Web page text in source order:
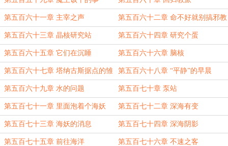
第五百六十一章 主宰之声 第五百六十二章 命不好就别搞邪教
第五百六十三章 晶核研究站 第五百六十四章 研究个蛋
第五百六十五章 它们在沉睡 第五百六十六章 脑核
第五百六十七章 塔纳古斯据点的雏
形
第五百六十八章 “平静”的早晨
第五百六十九章 水的问题 第五百七十章 泵站
第五百七十一章 里面泡着个海妖 第五百七十二章 深海有变
第五百七十三章 海妖的消息 第五百七十四章 深海阴影
第五百七十五章 前往海洋 第五百七十六章 不速之客